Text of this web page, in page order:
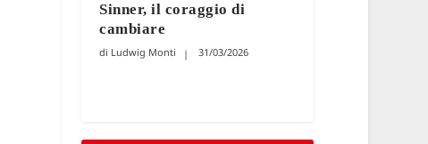
Sinner, il coraggio di
cambiare
Ludwig Monti 31/03/2026